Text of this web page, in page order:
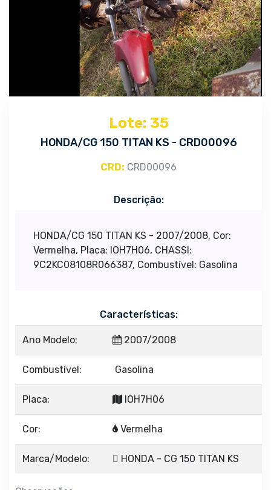
Lote: 35
HONDA/CG 150 TITAN KS - CRD00096
CRD: CRD00096
Descrição:
HONDA/CG 150 TITAN KS - 2007/2008, Cor:
Vermelha, Placa: IOH7H06, CHASSI:
9C2KC08108R066387, Combustível: Gasolina
Características:
Ano Modelo: 2007/2008
Combustível: Gasolina
Placa: IOH7H06
Cor: Vermelha
Marca/Modelo: HONDA - CG 150 TITAN KS